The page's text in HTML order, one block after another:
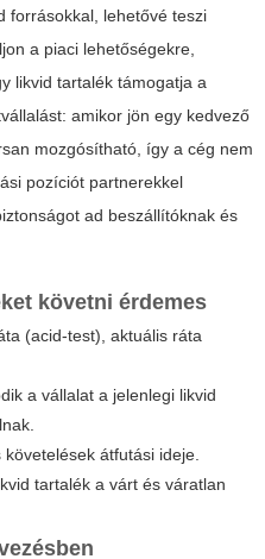
forrásokkal, lehetővé teszi
a piaci lehetőségekre,
likvid tartalék támogatja a
amikor jön egy kedvező
mozgósítható, így a cég nem
pozíciót partnerekkel
ad beszállítóknak és
követni érdemes
(acid-test), aktuális ráta
a vállalat a jelenlegi likvid
átfutási ideje.
tartalék a várt és váratlan